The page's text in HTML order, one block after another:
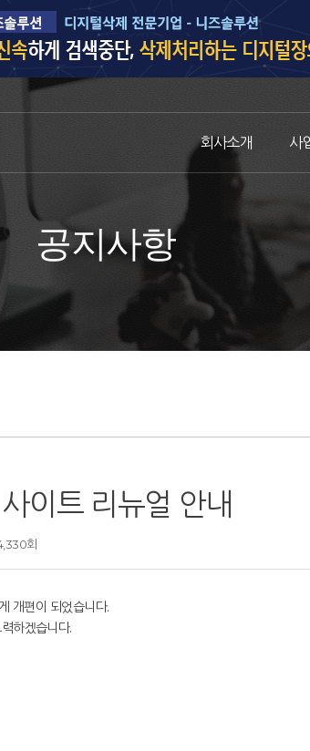
회사소개 사
공지사항
이트 리뉴얼 안내
회
개편이 되었습니다.
하겠습니다.